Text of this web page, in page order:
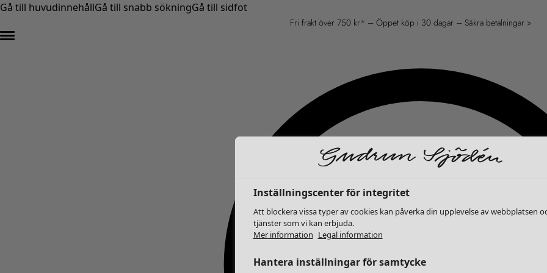
Gå till huvudinnehållGå till snabb sökningGå till sidfot
Fri frakt över 750 kr* – Öppet köp i 30 dagar – Säkra betalningar »
Inställningscenter för integritet
Att blockera vissa typer av cookies kan påverka din upplevelse av webbplatsen
tjänster som vi kan erbjuda.
Mer information Legal information
Hantera inställningar för samtycke